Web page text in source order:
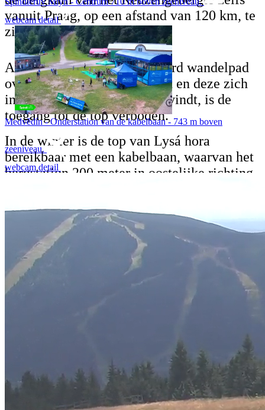
vanuit Praag, op een afstand van 120 km, te
zien.
Aangezien er geen gemarkeerd wandelpad
over de top van de berg loopt en deze zich
in zone I van het KRNAP bevindt, is de
toegang tot de top verboden.
In de winter is de top van Lysá hora
bereikbaar met een kabelbaan, waarvan het
bergstation 200 meter in oostelijke richting
winterloipes met paalmarkering.
webcam detail
Medvědín - Onderstation van de kabelbaan - 743 m boven
zeeniveau.
webcam detail